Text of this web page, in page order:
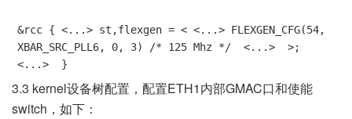
&rcc { <...> st,flexgen = < <...> FLEXGEN_CFG(54,
XBAR_SRC_PLL6, 0, 3) /* 125 Mhz */  <...>  >;
<...>  }
3.3 kernel设备树配置，配置ETH1内部GMAC口和使能
switch，如下：